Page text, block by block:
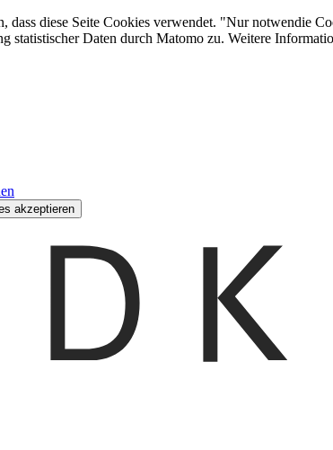
diese Seite Cookies verwendet. "Nur notwendie
Daten durch Matomo zu. Weitere
akzeptieren